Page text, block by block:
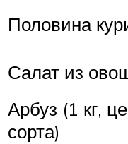
Половина
Салат из
Арбуз (1 кг,
сорта)